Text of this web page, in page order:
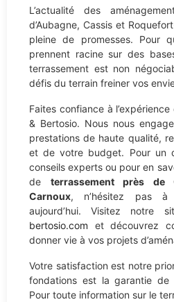
L’actualité des
d’Aubagne, Cassis et
pleine de promesses. Pour
prennent racine sur des
terrassement est non
défis du terrain freiner vos
Faites confiance à
& Bertosio. Nous nous
prestations de haute qualité,
et de votre budget. Pour un
conseils experts ou pour en
de terrassement près de
Carnoux, n’hésitez pas à
aujourd’hui. Visitez notre
bertosio.com et découvrez
donner vie à vos projets
Votre satisfaction est notre
fondations est la garantie de
Pour toute information sur le